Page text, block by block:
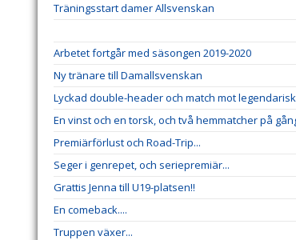
Träningsstart damer Allsvenskan
Arbetet fortgår med säsongen 2019-2020
Ny tränare till Damallsvenskan
Lyckad double-header och match mot
En vinst och en torsk, och två hemmatcher på
Premiärförlust och Road-Trip...
Seger i genrepet, och seriepremiär...
Grattis Jenna till U19-platsen!!
En comeback....
Truppen växer...